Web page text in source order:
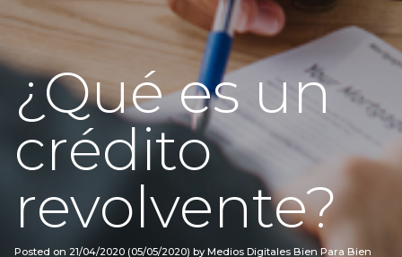
¿Qué es un
crédito
revolvente?
Posted on 21/04/2020 (05/05/2020) by Medios Digitales Bien Para Bien